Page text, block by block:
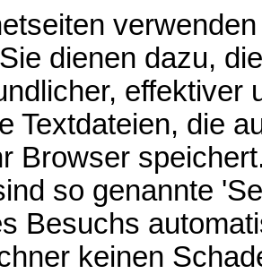
dienen dazu,
effektiver
Textdateien, die
Browser
so genannte
Besuchs
keinen